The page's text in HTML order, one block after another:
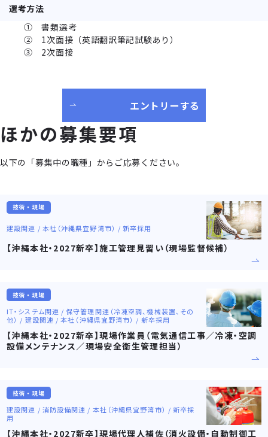
選考方法
① 書類選考
② 1次面接（英語翻訳筆記試験あり）
③ 2次面接
エントリーする
ほかの募集要項
以下の「募集中の職種」からご応募ください。
技術・現場
建設関連 / 本社（沖縄県宜野湾市） / 新卒採用
【沖縄本社・2027新卒】施工管理見習い（現場監督候補）
技術・現場
IT・システム関連 / 保守管理関連（冷凍空調、機械装置、その
他） / 建設関連 / 本社（沖縄県宜野湾市） / 新卒採用
【沖縄本社・2027新卒】現場作業員（電気通信工事／冷凍・空調
設備メンテナンス／現場安全衛生管理担当）
技術・現場
建設関連 / 消防設備関連 / 本社（沖縄県宜野湾市） / 新卒採
用
【沖縄本社・2027新卒】現場代理人補佐（消火設備・自動制御工